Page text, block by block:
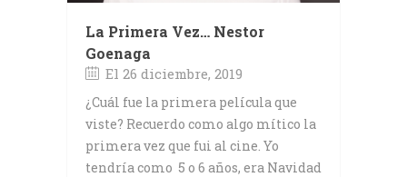
La Primera Vez… Nestor
Goenaga
El 26 diciembre, 2019
¿Cuál fue la primera película que
viste? Recuerdo como algo mítico la
primera vez que fui al cine. Yo
tendría como 5 o 6 años, era Navidad